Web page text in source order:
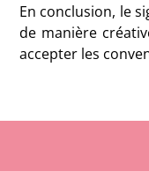
En conclusion, le
de manière
accepter les